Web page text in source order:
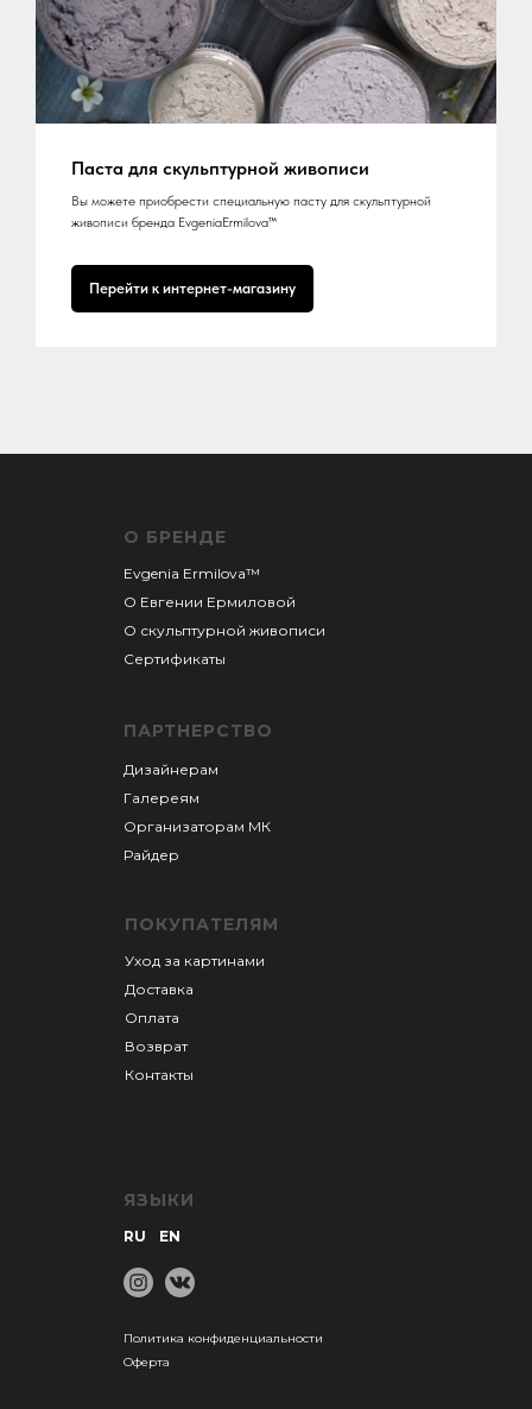
Паста для скульптурной живописи
Вы можете приобрести специальную пасту для скульптурной
живописи бренда EvgeniaErmilova™
Перейти к интернет-магазину
О БРЕНДЕ
Evgenia Ermilova™
О Евгении Ермиловой
О скульптурной живописи
Сертификаты
ПАРТНЕРСТВО
Дизайнерам
Галереям
Организаторам МК
Райдер
ПОКУПАТЕЛЯМ
Уход за картинами
Доставка
Оплата
Возврат
Контакты
ЯЗЫКИ
RU EN
Политика конфиденциальности
Оферта